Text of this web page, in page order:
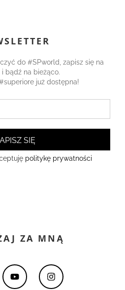
do #SPworld, zapisz się na
bądź na bieżąco.
już dostępna!
SIĘ
politykę prywatności
ZA MNĄ